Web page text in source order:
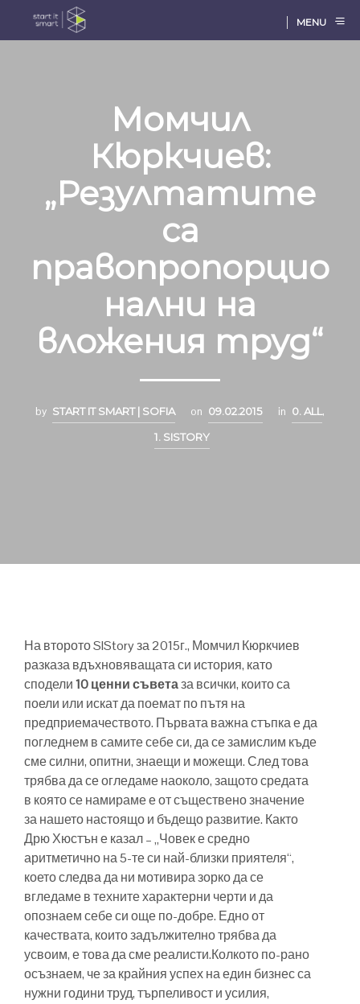
MENU
Момчил
Кюркчиев:
„Резултатите
са
правопропорцио
нални на
вложения труд“
by START IT SMART | SOFIA on 09.02.2015 in 0. ALL,
1. SISTORY
На второто SIStory за 2015г., Момчил Кюркчиев
разказа вдъхновяващата си история, като
сподели10 ценни съветаза всички, които са
поели или искат да поемат по пътя на
предприемачеството. Първата важна стъпка е да
погледнем в самите себе си, да се замислим къде
сме силни, опитни, знаещи и можещи. След това
трябва да се огледаме наоколо, защото средата
в която се намираме е от съществено значение
за нашето настоящо и бъдещо развитие. Както
Дрю Хюстън е казал – „Човек е средно
аритметично на 5-те си най-близки приятеля“,
което следва да ни мотивира зорко да се
вгледаме в техните характерни черти и да
опознаем себе си още по-добре. Едно от
качествата, които задължително трябва да
усвоим, е това да сме реалисти.Колкото по-рано
осъзнаем, че за крайния успех на един бизнес са
нужни години труд, търпеливост и усилия,